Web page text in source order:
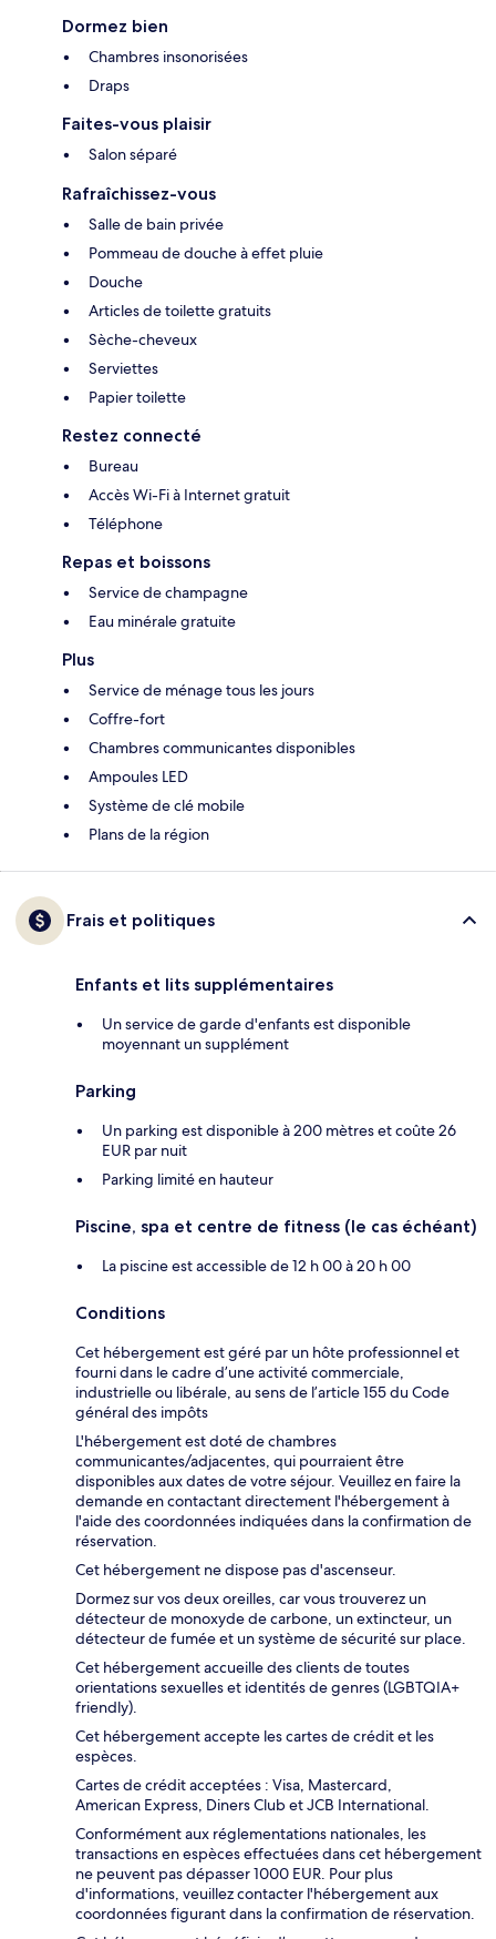
Dormez bien
Chambres insonorisées
Draps
Faites-vous plaisir
Salon séparé
Rafraîchissez-vous
Salle de bain privée
Pommeau de douche à effet pluie
Douche
Articles de toilette gratuits
Sèche-cheveux
Serviettes
Papier toilette
Restez connecté
Bureau
Accès Wi-Fi à Internet gratuit
Téléphone
Repas et boissons
Service de champagne
Eau minérale gratuite
Plus
Service de ménage tous les jours
Coffre-fort
Chambres communicantes disponibles
Ampoules LED
Système de clé mobile
Plans de la région
Frais et politiques
Enfants et lits supplémentaires
Un service de garde d'enfants est disponible
moyennant un supplément
Parking
Un parking est disponible à 200 mètres et coûte 26
EUR par nuit
Parking limité en hauteur
Piscine, spa et centre de fitness (le cas échéant)
La piscine est accessible de 12 h 00 à 20 h 00
Conditions
Cet hébergement est géré par un hôte professionnel et
fourni dans le cadre d’une activité commerciale,
industrielle ou libérale, au sens de l’article 155 du Code
général des impôts
L'hébergement est doté de chambres
communicantes/adjacentes, qui pourraient être
disponibles aux dates de votre séjour. Veuillez en faire la
demande en contactant directement l'hébergement à
l'aide des coordonnées indiquées dans la confirmation de
réservation.
Cet hébergement ne dispose pas d'ascenseur.
Dormez sur vos deux oreilles, car vous trouverez un
détecteur de monoxyde de carbone, un extincteur, un
détecteur de fumée et un système de sécurité sur place.
Cet hébergement accueille des clients de toutes
orientations sexuelles et identités de genres (LGBTQIA+
friendly).
Cet hébergement accepte les cartes de crédit et les
espèces.
Cartes de crédit acceptées : Visa, Mastercard,
American Express, Diners Club et JCB International.
Conformément aux réglementations nationales, les
transactions en espèces effectuées dans cet hébergement
ne peuvent pas dépasser 1000 EUR. Pour plus
d'informations, veuillez contacter l'hébergement aux
coordonnées figurant dans la confirmation de réservation.